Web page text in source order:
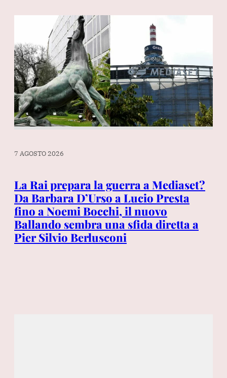
7 AGOSTO 2026
La Rai prepara la guerra a Mediaset?
Da Barbara D’Urso a Lucio Presta
fino a Noemi Bocchi, il nuovo
Ballando sembra una sfida diretta a
Pier Silvio Berlusconi